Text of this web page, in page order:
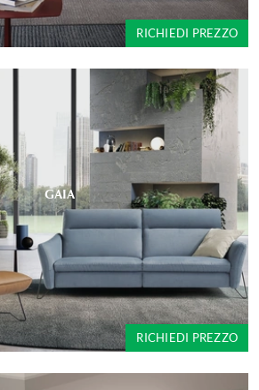
RICHIEDI PREZZO
GAIA
RICHIEDI PREZZO